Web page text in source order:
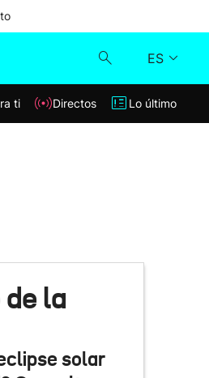
ES
Klisk
Lo último
ti Directos Lo último
la
solar